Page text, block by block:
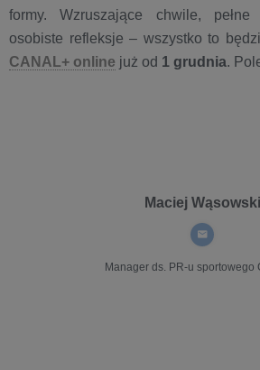
formy. Wzruszające chwile,
osobiste refleksje – wszystko to
CANAL+ online już od 1 grudnia.
Maciej Wąsowski
Manager ds. PR-u sportowego